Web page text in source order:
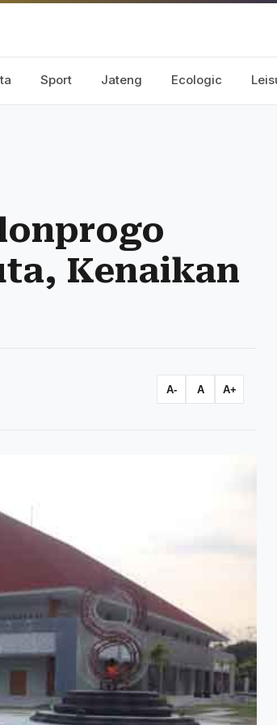
Sport Jateng Ecologic
Kenaikan
A- A A+